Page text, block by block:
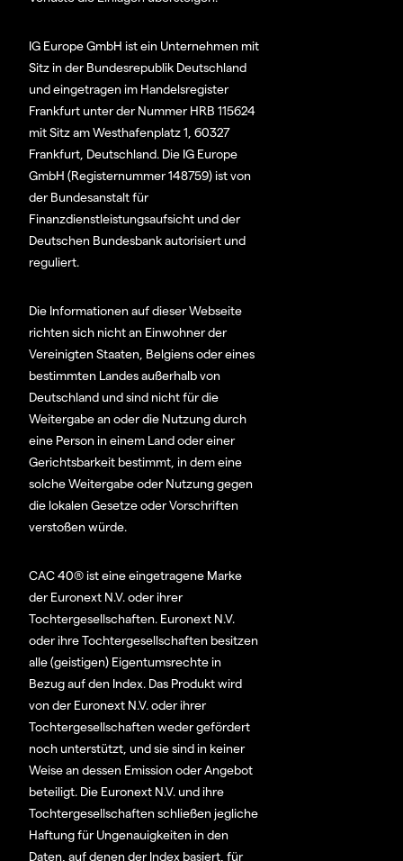
IG Europe GmbH ist ein Unternehmen mit
Sitz in der Bundesrepublik Deutschland
und eingetragen im Handelsregister
Frankfurt unter der Nummer HRB 115624
mit Sitz am Westhafenplatz 1, 60327
Frankfurt, Deutschland. Die IG Europe
GmbH (Registernummer 148759) ist von
der Bundesanstalt für
Finanzdienstleistungsaufsicht und der
Deutschen Bundesbank autorisiert und
reguliert.
Die Informationen auf dieser Webseite
richten sich nicht an Einwohner der
Vereinigten Staaten, Belgiens oder eines
bestimmten Landes außerhalb von
Deutschland und sind nicht für die
Weitergabe an oder die Nutzung durch
eine Person in einem Land oder einer
Gerichtsbarkeit bestimmt, in dem eine
solche Weitergabe oder Nutzung gegen
die lokalen Gesetze oder Vorschriften
verstoßen würde.
CAC 40® ist eine eingetragene Marke
der Euronext N.V. oder ihrer
Tochtergesellschaften. Euronext N.V.
oder ihre Tochtergesellschaften besitzen
alle (geistigen) Eigentumsrechte in
Bezug auf den Index. Das Produkt wird
von der Euronext N.V. oder ihrer
Tochtergesellschaften weder gefördert
noch unterstützt, und sie sind in keiner
Weise an dessen Emission oder Angebot
beteiligt. Die Euronext N.V. und ihre
Tochtergesellschaften schließen jegliche
Haftung für Ungenauigkeiten in den
Daten, auf denen der Index basiert, für